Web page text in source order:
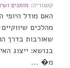
קטגוריה: מותגים
האם מודל היופי
מהלכים
בנושא: ייצוג
מ� ...